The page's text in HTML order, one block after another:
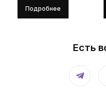
Подробнее
Есть